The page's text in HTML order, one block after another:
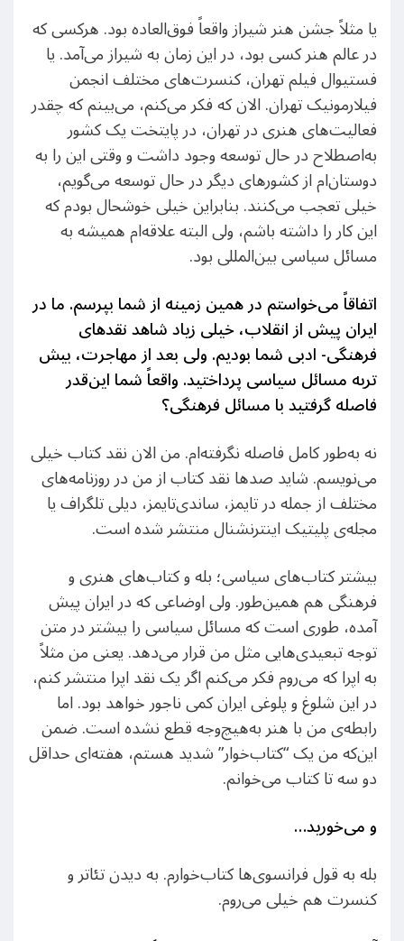
یا مثلاً جشن هنر شیراز واقعاً فوق‌العاده بود. هرکسی که
در عالم هنر کسی بود، در این زمان به شیراز می‌آمد. یا
فستیوال فیلم تهران، کنسرت‌های مختلف انجمن
فیلارمونیک تهران. الان که فکر می‌کنم، می‌بینم که چقدر
فعالیت‌های هنری در تهران، در پایتخت یک کشور
به‌اصطلاح در حال توسعه وجود داشت و وقتی این را به
دوستان‌ام از کشورهای دیگر در حال توسعه می‌گویم،
خیلی تعجب می‌کنند. بنابراین خیلی خوشحال بودم که
این کار را داشته باشم، ولی البته علاقه‌ام همیشه به
مسائل سیاسی بین‌المللی بود.
اتفاقاً می‌خواستم در همین زمینه از شما بپرسم. ما در
ایران پیش از انقلاب، خیلی زیاد شاهد نقدهای
فرهنگی- ادبی شما بودیم. ولی بعد از مهاجرت، بیش
تربه مسائل سیاسی پرداختید. واقعاً شما این‌قدر
فاصله گرفتید با مسائل فرهنگی؟
نه به‌طور کامل فاصله نگرفته‌ام. من الان نقد کتاب خیلی
می‌نویسم. شاید صدها نقد کتاب از من در روزنامه‌های
مختلف از جمله در تایمز، ساندی‌تایمز، دیلی تلگراف یا
مجله‌ی پلیتیک اینترنشنال منتشر شده است.
بیشتر کتاب‌های سیاسی؛ بله و کتاب‌های هنری و
فرهنگی هم همین‌طور. ولی اوضاعی که در ایران پیش
آمده، طوری است که مسائل سیاسی را بیشتر در متن
توجه تبعیدی‌هایی مثل من قرار می‌دهد. یعنی من مثلاً
به اپرا که می‌روم فکر می‌کنم اگر یک نقد اپرا منتشر کنم،
در این شلوغ و پلوغی ایران کمی ناجور خواهد بود. اما
رابطه‌ی من با هنر به‌هیچ‌وجه قطع نشده است. ضمن
این‌که من یک “کتاب‌خوار” شدید هستم، هفته‌ای حداقل
دو سه تا کتاب می‌خوانم.
و می‌خورید…
بله به قول فرانسوی‌ها کتاب‌خوارم. به دیدن تئاتر و
کنسرت هم خیلی می‌روم.